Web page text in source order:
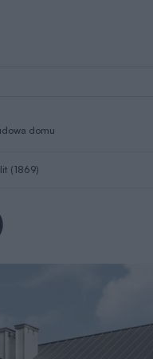
domu
(1869)